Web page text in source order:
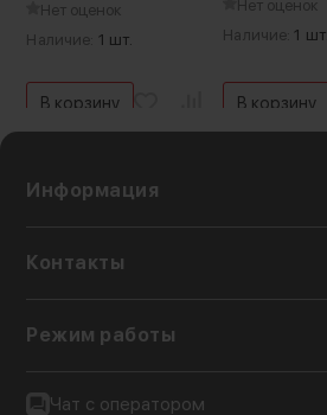
Нет оценок
Наличие: 1 шт.
В корзину
Нет оценок
Наличие: 1 шт.
В корзину
Информация
Контакты
Режим работы
Чат с оператором